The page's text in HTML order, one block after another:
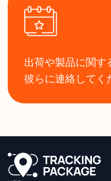
出荷や製品に関す
彼らに連絡してく